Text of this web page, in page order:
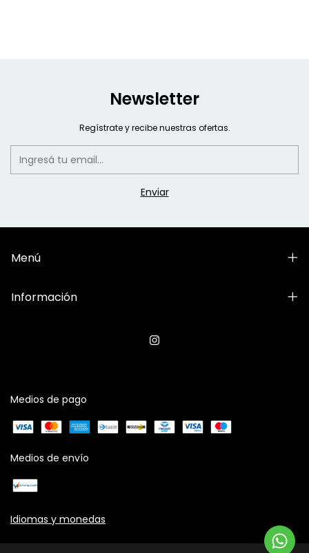
Newsletter
Regístrate y recibe nuestras ofertas.
Menú
Información
Medios de pago
Medios de envío
Idiomas y monedas